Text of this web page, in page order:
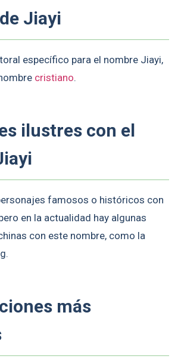
Jiayi
específico para el nombre Jiayi,
cristiano.
ilustres con el
famosos o históricos con
en la actualidad hay algunas
con este nombre, como la
más